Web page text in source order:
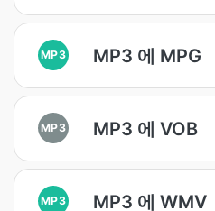
MP3 MP3 에 MPG
MP3 MP3 에 VOB
MP3 MP3 에 WMV